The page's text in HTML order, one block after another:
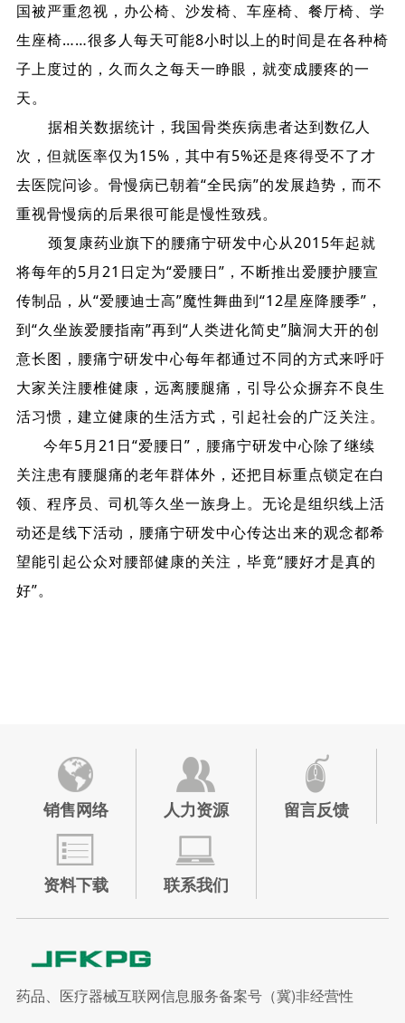
国被严重忽视，办公椅、沙发椅、车座椅、餐厅椅、学
生座椅……很多人每天可能8小时以上的时间是在各种椅
子上度过的，久而久之每天一睁眼，就变成腰疼的一
天。
据相关数据统计，我国骨类疾病患者达到数亿人
次，但就医率仅为15%，其中有5%还是疼得受不了才
去医院问诊。骨慢病已朝着“全民病”的发展趋势，而不
重视骨慢病的后果很可能是慢性致残。
颈复康药业旗下的腰痛宁研发中心从2015年起就
将每年的5月21日定为“爱腰日”，不断推出爱腰护腰宣
传制品，从“爱腰迪士高”魔性舞曲到“12星座降腰季”，
到“久坐族爱腰指南”再到“人类进化简史”脑洞大开的创
意长图，腰痛宁研发中心每年都通过不同的方式来呼吁
大家关注腰椎健康，远离腰腿痛，引导公众摒弃不良生
活习惯，建立健康的生活方式，引起社会的广泛关注。
今年5月21日“爱腰日”，腰痛宁研发中心除了继续
关注患有腰腿痛的老年群体外，还把目标重点锁定在白
领、程序员、司机等久坐一族身上。无论是组织线上活
动还是线下活动，腰痛宁研发中心传达出来的观念都希
望能引起公众对腰部健康的关注，毕竟“腰好才是真的
好”。
销售网络 人力资源 留言反馈
资料下载 联系我们
药品、医疗器械互联网信息服务备案号（冀)非经营性